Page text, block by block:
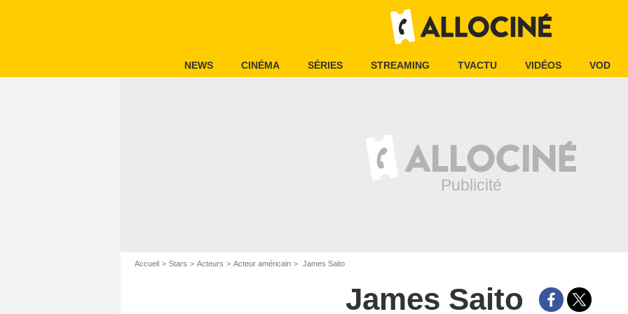
NEWS CINÉMA SÉRIES STREAMING TVACTU VIDÉOS VOD
Accueil Stars Acteurs Acteur américain James Saito
James Saito